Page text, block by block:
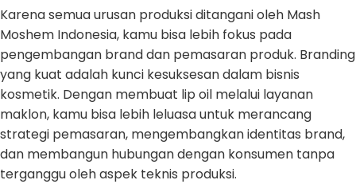
Karena semua urusan produksi ditangani oleh Mash
Moshem Indonesia, kamu bisa lebih fokus pada
pengembangan brand dan pemasaran produk. Branding
yang kuat adalah kunci kesuksesan dalam bisnis
kosmetik. Dengan membuat lip oil melalui layanan
maklon, kamu bisa lebih leluasa untuk merancang
strategi pemasaran, mengembangkan identitas brand,
dan membangun hubungan dengan konsumen tanpa
terganggu oleh aspek teknis produksi.